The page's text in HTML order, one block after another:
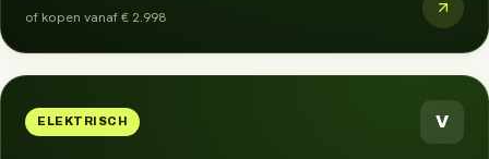
of kopen vanaf€ 2.998
ELEKTRISCH V